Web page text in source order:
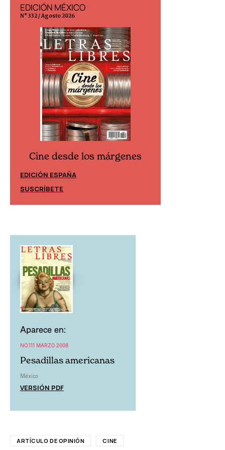
EDICIÓN MÉXICO
N° 332 / Agosto 2026
Cine desde los márgenes
EDICIÓN ESPAÑA
SUSCRÍBETE
Aparece en:
NO.111 MARZO 2008
Pesadillas americanas
México
VERSIÓN PDF
ARTÍCULO DE OPINIÓN CINE